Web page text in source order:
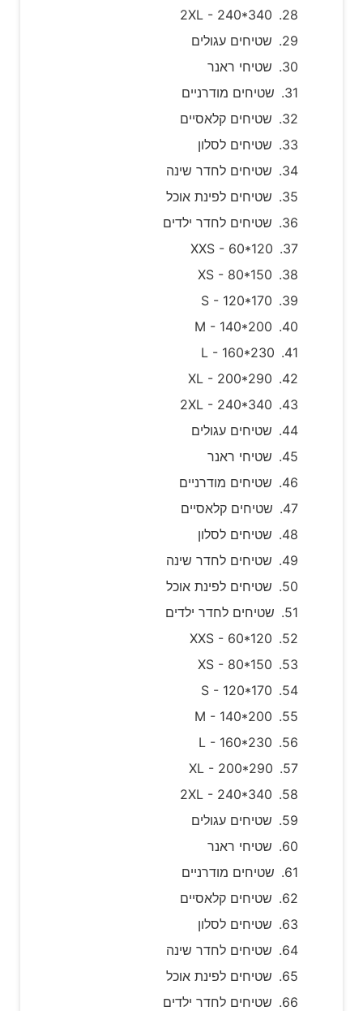
2XL - 240*340
שטיחים עגולים
שטיחי ראנר
שטיחים מודרניים
שטיחים קלאסיים
שטיחים לסלון
שטיחים לחדר שינה
שטיחים לפינת אוכל
שטיחים לחדר ילדים
XXS - 60*120
XS - 80*150
S - 120*170
M - 140*200
L - 160*230
XL - 200*290
2XL - 240*340
שטיחים עגולים
שטיחי ראנר
שטיחים מודרניים
שטיחים קלאסיים
שטיחים לסלון
שטיחים לחדר שינה
שטיחים לפינת אוכל
שטיחים לחדר ילדים
XXS - 60*120
XS - 80*150
S - 120*170
M - 140*200
L - 160*230
XL - 200*290
2XL - 240*340
שטיחים עגולים
שטיחי ראנר
שטיחים מודרניים
שטיחים קלאסיים
שטיחים לסלון
שטיחים לחדר שינה
שטיחים לפינת אוכל
שטיחים לחדר ילדים